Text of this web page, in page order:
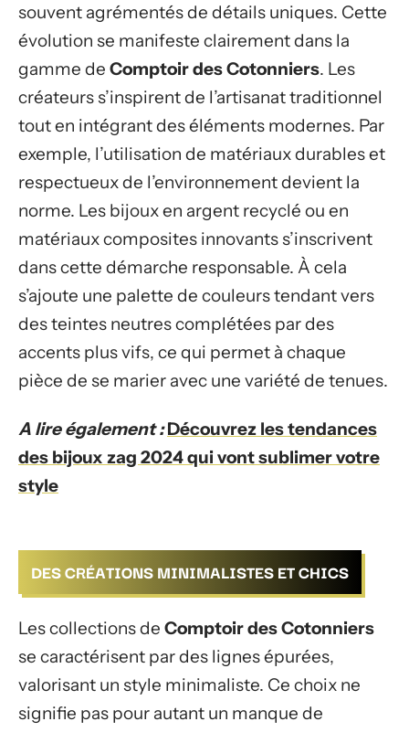
souvent agrémentés de détails uniques. Cette
évolution se manifeste clairement dans la
gamme de Comptoir des Cotonniers. Les
créateurs s’inspirent de l’artisanat traditionnel
tout en intégrant des éléments modernes. Par
exemple, l’utilisation de matériaux durables et
respectueux de l’environnement devient la
norme. Les bijoux en argent recyclé ou en
matériaux composites innovants s’inscrivent
dans cette démarche responsable. À cela
s’ajoute une palette de couleurs tendant vers
des teintes neutres complétées par des
accents plus vifs, ce qui permet à chaque
pièce de se marier avec une variété de tenues.
A lire également : Découvrez les tendances
des bijoux zag 2024 qui vont sublimer votre
style
DES CRÉATIONS MINIMALISTES ET CHICS
Les collections de Comptoir des Cotonniers
se caractérisent par des lignes épurées,
valorisant un style minimaliste. Ce choix ne
signifie pas pour autant un manque de